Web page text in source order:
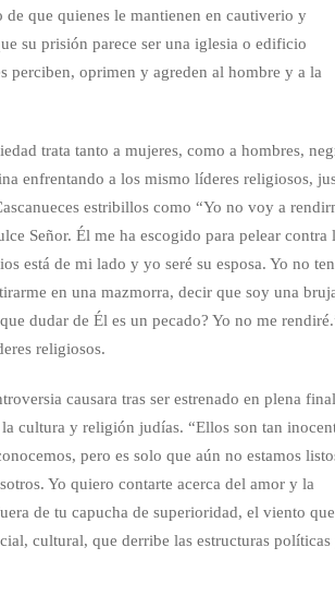
que quienes le mantienen en cautiverio y
su prisión parece ser una iglesia o edificio
perciben, oprimen y agreden al hombre y a la
trata tanto a mujeres, como a hombres,
enfrentando a los mismo líderes religiosos,
estribillos como “Yo no voy a
Señor. Él me ha escogido para pelear contra
está de mi lado y yo seré su esposa. Yo no
en una mazmorra, decir que soy una
dudar de Él es un pecado? Yo no me
religiosos.
causara tras ser estrenado en plena final
cultura y religión judías. “Ellos son tan
pero es solo que aún no estamos
Yo quiero contarte acerca del amor y la
de tu capucha de superioridad, el viento que
cultural, que derribe las estructuras políticas